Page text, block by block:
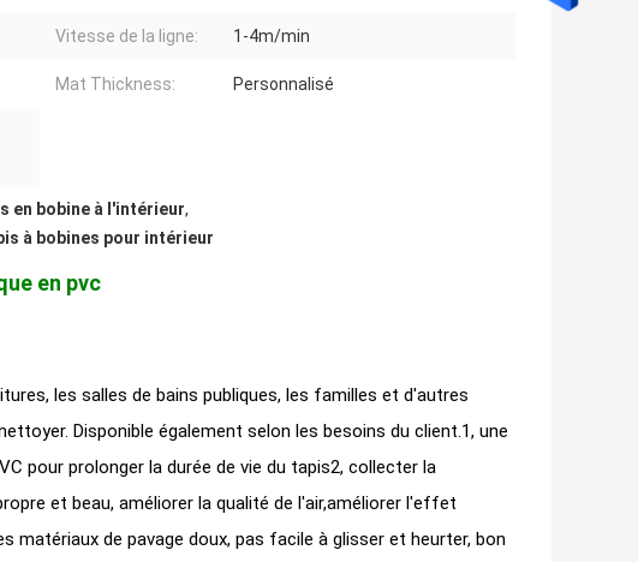
Vitesse de la ligne: 1-4m/min
Mat Thickness: Personnalisé
en bobine à l'intérieur,
à bobines pour intérieur
en pvc
les salles de bains publiques, les familles et d'autres
Disponible également selon les besoins du client.1, une
pour prolonger la durée de vie du tapis2, collecter la
et beau, améliorer la qualité de l'air,améliorer l'effet
matériaux de pavage doux, pas facile à glisser et heurter, bon